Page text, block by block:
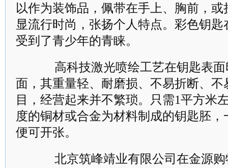
以作为装饰品，佩带在手上、胸前，
显流行时尚，张扬个人特点。彩色钥
受到了青少年的青睐。
高科技激光喷绘工艺在钥匙表面
面，其重量轻、耐磨损、不易折断、
目，经营起来并不繁琐。只需1平方米
度的铜材或合金为材料制成的钥匙胚
便可开张。
北京筑峰靖业有限公司在金源购